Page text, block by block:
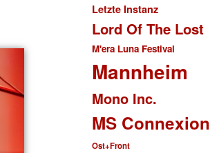
Letzte Instanz
Lord Of The Lost
M'era Luna Festival
Mannheim
Mono Inc.
MS Connexion
Ost+Front